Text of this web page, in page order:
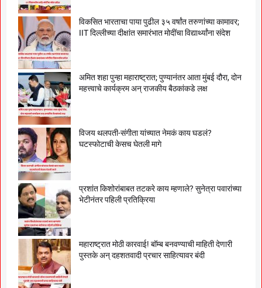
विकसित भारताचा पाया पुढील ३५ वर्षांत तरुणांच्या कामावर;
IIT दिल्लीच्या दीक्षांत समारंभात मोदींचा विद्यार्थ्यांना संदेश
अमित शहा पुन्हा महाराष्ट्रात; पुण्यानंतर आता मुंबई दौरा, दोन
महत्त्वाचे कार्यक्रम अन् राजकीय बैठकांकडे लक्ष
विजय थलपती-संगीता यांच्यात नेमकं काय घडलं?
घटस्फोटाची केसच घेतली मागे
प्रशांत किशोरांबाबत तटकरे काय म्हणाले? सुनेत्रा पवारांच्या
भेटीनंतर पहिली प्रतिक्रिया
महाराष्ट्रात मोठी कारवाई! बॉम्ब बनवण्याची माहिती देणारी
पुस्तके अन् दहशतवादी प्रचार साहित्यावर बंदी